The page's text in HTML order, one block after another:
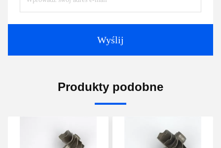
Wyślij
Produkty podobne